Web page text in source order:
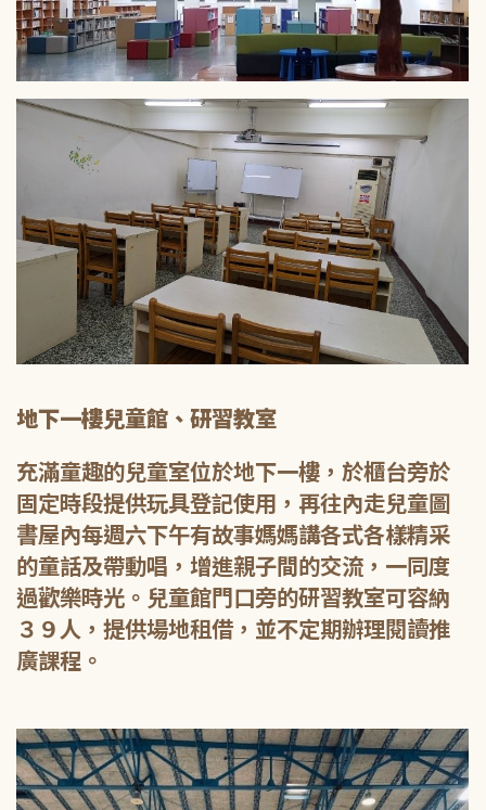
地下一樓兒童館、研習教室
充滿童趣的兒童室位於地下一樓，於櫃台旁於
固定時段提供玩具登記使用，再往內走兒童圖
書屋內每週六下午有故事媽媽講各式各樣精采
的童話及帶動唱，增進親子間的交流，一同度
過歡樂時光。兒童館門口旁的研習教室可容納
３９人，提供場地租借，並不定期辦理閱讀推
廣課程。